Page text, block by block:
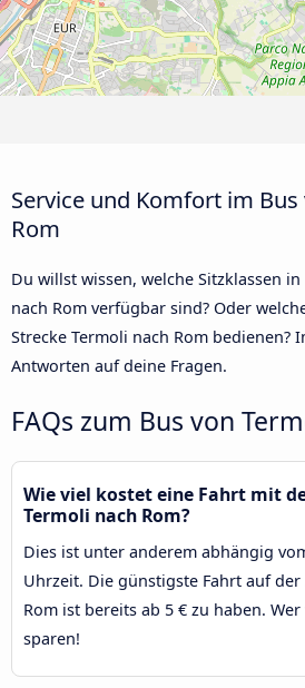
Service und Komfort im
Rom
Du willst wissen, welche Sitzklassen
nach Rom verfügbar sind? Oder
Strecke Termoli nach Rom bedienen?
Antworten auf deine Fragen.
FAQs zum Bus von
Wie viel kostet eine Fahrt mit
Termoli nach Rom?
Dies ist unter anderem abhängig
Uhrzeit. Die günstigste Fahrt auf der
Rom ist bereits ab 5 € zu haben.
sparen!